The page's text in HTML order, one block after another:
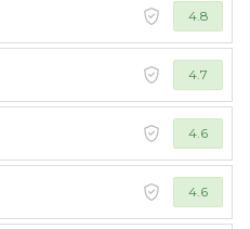
4.8
4.7
4.6
4.6